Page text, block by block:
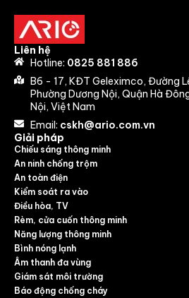
Liên hệ
Hotline: 0825 881 886
B6 - 17, KĐT Geleximco, Đường
Phường Dương Nội, Quận Hà
Nội, Việt Nam
Email: cskh@ario.com.vn
Giải pháp
Chiếu sáng thông minh
An ninh chống trộm
An toàn điện
Kiểm soát ra vào
Điều hòa, TV
Rèm, cửa cuốn thông minh
Năng lượng thông minh
Bình nóng lạnh
Âm thanh đa vùng
Giám sát môi trường
Báo động chống cháy